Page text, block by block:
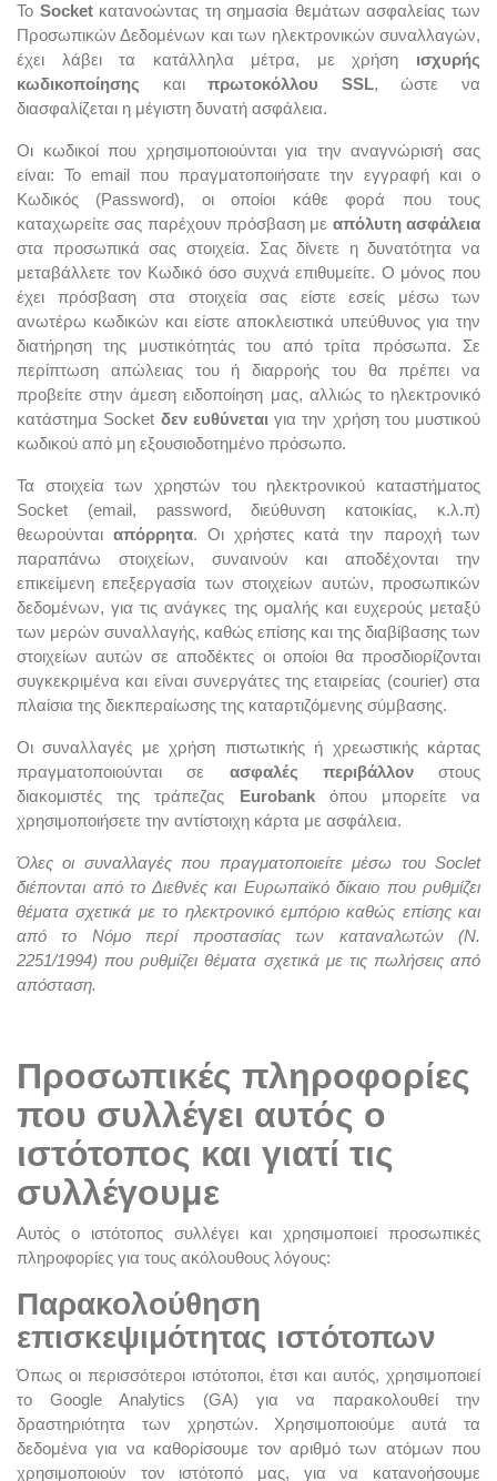
To Socketκατανοώντας τη σημασία θεμάτων ασφαλείας των
Προσωπικών Δεδομένων και των ηλεκτρονικών συναλλαγών,
έχει λάβει τα κατάλληλα μέτρα, με χρήση ισχυρής
κωδικοποίησης καιπρωτοκόλλου SSL, ώστε να
διασφαλίζεται η μέγιστη δυνατή ασφάλεια.
Οι κωδικοί που χρησιμοποιούνται για την αναγνώρισή σας
είναι: Το email που πραγματοποιήσατε την εγγραφή και ο
Κωδικός (Password), οι οποίοι κάθε φορά που τους
καταχωρείτε σας παρέχουν πρόσβαση με απόλυτη ασφάλεια
στα προσωπικά σας στοιχεία. Σας δίνετε η δυνατότητα να
μεταβάλλετε τον Κωδικό όσο συχνά επιθυμείτε. Ο μόνος που
έχει πρόσβαση στα στοιχεία σας είστε εσείς μέσω των
ανωτέρω κωδικών και είστε αποκλειστικά υπεύθυνος για την
διατήρηση της μυστικότητάς του από τρίτα πρόσωπα. Σε
περίπτωση απώλειας του ή διαρροής του θα πρέπει να
προβείτε στην άμεση ειδοποίηση μας, αλλιώς το ηλεκτρονικό
κατάστημα Socket δεν ευθύνεται για την χρήση του μυστικού
κωδικού από μη εξουσιοδοτημένο πρόσωπο.
Τα στοιχεία των χρηστών του ηλεκτρονικού καταστήματος
Socket (email, password, διεύθυνση κατοικίας, κ.λ.π)
θεωρούνται απόρρητα. Οι χρήστες κατά την παροχή των
παραπάνω στοιχείων, συναινούν και αποδέχονται την
επικείμενη επεξεργασία των στοιχείων αυτών, προσωπικών
δεδομένων, για τις ανάγκες της ομαλής και ευχερούς μεταξύ
των μερών συναλλαγής, καθώς επίσης και της διαβίβασης των
στοιχείων αυτών σε αποδέκτες οι οποίοι θα προσδιορίζονται
συγκεκριμένα και είναι συνεργάτες της εταιρείας (courier) στα
πλαίσια της διεκπεραίωσης της καταρτιζόμενης σύμβασης.
Οι συναλλαγές με χρήση πιστωτικής ή χρεωστικής κάρτας
πραγματοποιούνται σε ασφαλές περιβάλλονστους
διακομιστές της τράπεζας Eurobank
όπου μπορείτε να
χρησιμοποιήσετε την αντίστοιχη κάρτα με ασφάλεια.
Όλες οι συναλλαγές που πραγματοποιείτε μέσω του Soclet
διέπονται από το Διεθνές και Ευρωπαϊκό δίκαιο που ρυθμίζει
θέματα σχετικά με το ηλεκτρονικό εμπόριο καθώς επίσης και
από το Νόμο περί προστασίας των καταναλωτών (Ν.
2251/1994) που ρυθμίζει θέματα σχετικά με τις πωλήσεις από
απόσταση.
Προσωπικές πληροφορίες
που συλλέγει αυτός ο
ιστότοπος και γιατί τις
συλλέγουμε
Αυτός ο ιστότοπος συλλέγει και χρησιμοποιεί προσωπικές
πληροφορίες για τους ακόλουθους λόγους:
Παρακολούθηση
επισκεψιμότητας ιστότοπων
Όπως οι περισσότεροι ιστότοποι, έτσι και αυτός, χρησιμοποιεί
το Google Analytics (GA) για να παρακολουθεί την
δραστηριότητα των χρηστών. Χρησιμοποιούμε αυτά τα
δεδομένα για να καθορίσουμε τον αριθμό των ατόμων που
χρησιμοποιούν τον ιστότοπό μας, για να κατανοήσουμε